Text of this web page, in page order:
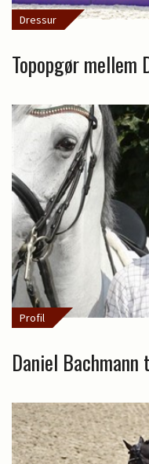
Dressur
Topopgør mellem
Profil
Daniel